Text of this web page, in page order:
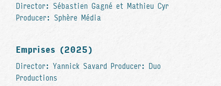
Director: Sébastien Gagné et Mathieu Cyr
Producer: Sphère Média
Emprises (2025)
Director: Yannick Savard Producer: Duo
Productions